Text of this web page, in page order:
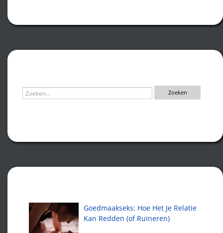
Goedmaakseks: Hoe Het Je Relatie
Kan Redden (of Ruïneren)